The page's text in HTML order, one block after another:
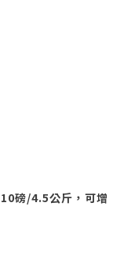
磅/4.5公斤，可增